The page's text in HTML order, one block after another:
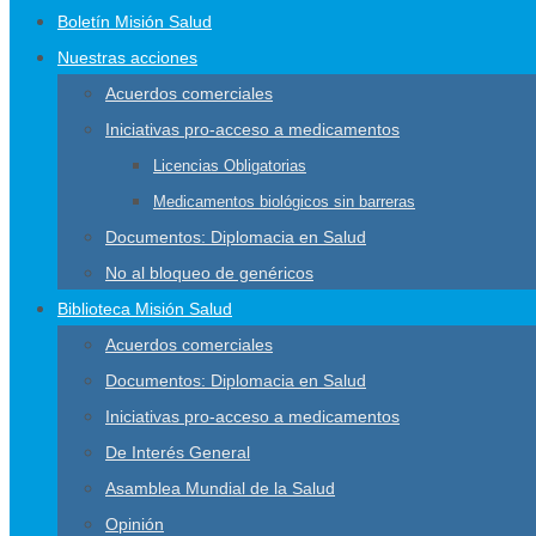
Boletín Misión Salud
Nuestras acciones
Acuerdos comerciales
Iniciativas pro-acceso a medicamentos
Licencias Obligatorias
Medicamentos biológicos sin barreras
Documentos: Diplomacia en Salud
No al bloqueo de genéricos
Biblioteca Misión Salud
Acuerdos comerciales
Documentos: Diplomacia en Salud
Iniciativas pro-acceso a medicamentos
De Interés General
Asamblea Mundial de la Salud
Opinión